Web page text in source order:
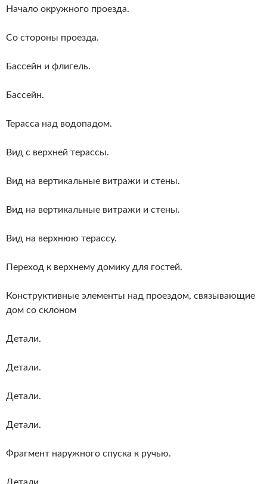
Начало окружного проезда.
Со стороны проезда.
Бассейн и флигель.
Бассейн.
Терасса над водопадом.
Вид с верхней терассы.
Вид на вертикальные витражи и стены.
Вид на вертикальные витражи и стены.
Вид на верхнюю терассу.
Переход к верхнему домику для гостей.
Конструктивные элементы над проездом, связывающие
дом со склоном
Детали.
Детали.
Детали.
Детали.
Фрагмент наружного спуска к ручью.